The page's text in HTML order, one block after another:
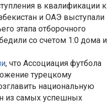
в квалификации к
и ОАЭ выступали
этапа отборочного
со счетом 1:0 дома и
, что Ассоциация футбола
турецкому
национальную
из самых успешных